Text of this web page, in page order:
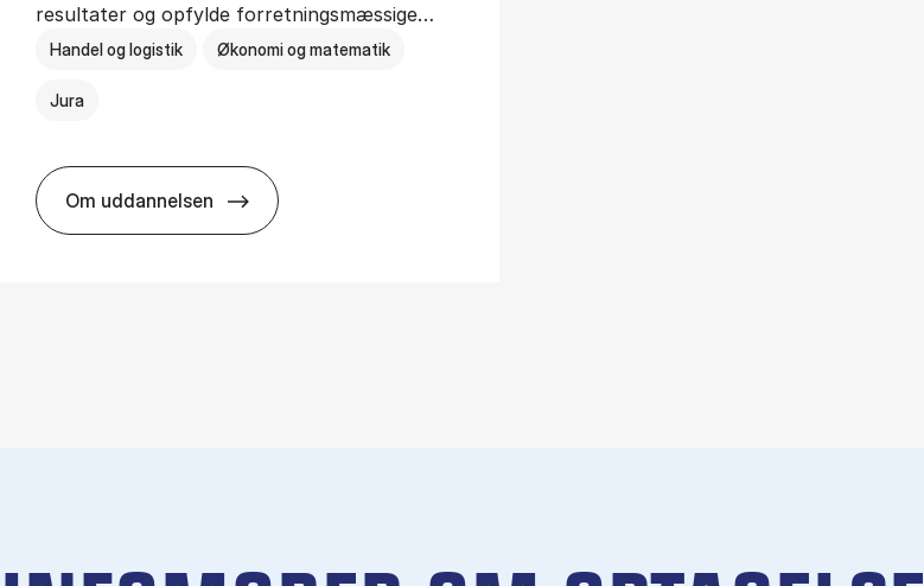
resultater og opfylde forretningsmæssige…
Handel og logistik Økonomi og matematik
Jura
Om uddannelsen
HA(jur.) - erhvervs­økonomi og erhvervs­jura